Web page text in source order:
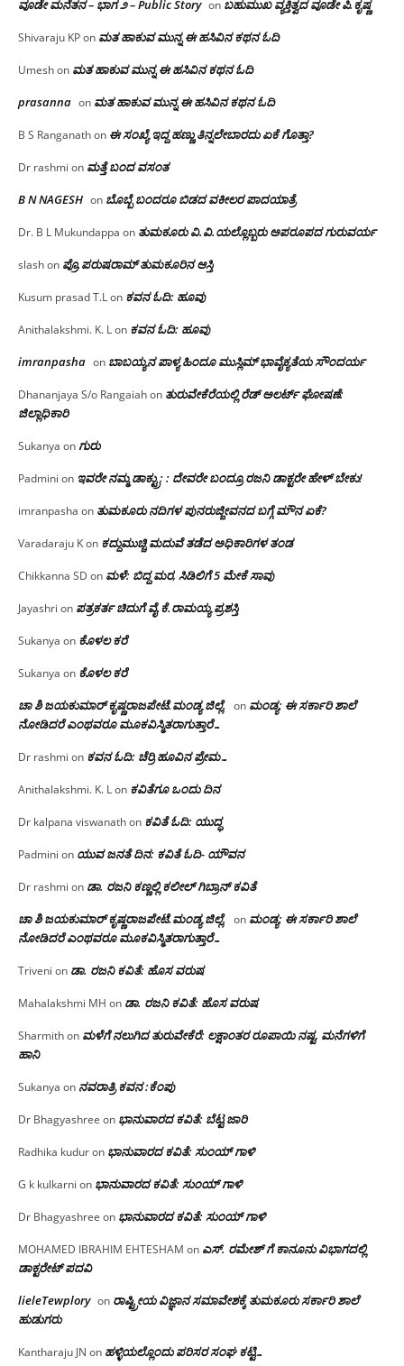
ವೂಡೇ ಮನೆತನ – ಭಾಗ ೨ – Public Story on ಬಹುಮುಖ ವ್ಯಕ್ತಿತ್ವದ ವೂಡೇ ಪಿ.ಕೃಷ್ಣ
Shivaraju KPon ಮತ ಹಾಕುವ ಮುನ್ನ ಈ ಹಸಿವಿನ ಕಥನ ಓದಿ
Umeshon ಮತ ಹಾಕುವ ಮುನ್ನ ಈ ಹಸಿವಿನ ಕಥನ ಓದಿ
prasanna on ಮತ ಹಾಕುವ ಮುನ್ನ ಈ ಹಸಿವಿನ ಕಥನ ಓದಿ
B S Ranganathon ಈ ಸಂಖ್ಯೆ ಇದ್ದ ಹಣ್ಣು ತಿನ್ನಲೇಬಾರದು ಏಕೆ ಗೊತ್ತಾ?
Dr rashmi on ಮತ್ತೆ ಬಂದ ವಸಂತ
B N NAGESH on ಬೊಬ್ಬೆ ಬಂದರೂ ಬಿಡದ ವಕೀಲರ ಪಾದಯಾತ್ರೆ
Dr. B L Mukundappa on ತುಮಕೂರು‌ ವಿ.ವಿ.ಯಲ್ಲೊಬ್ಬರು ಅಪರೂಪದ ಗುರುವರ್ಯ
slashon ಪ್ರೊ.ಪರುಷರಾಮ್ ತುಮಕೂರಿನ ಆಸ್ತಿ
Kusum prasad T.Lon ಕವನ ಓದಿ: ಹೂವು
Anithalakshmi. K. Lon ಕವನ ಓದಿ: ಹೂವು
imranpasha on ಬಾಬಯ್ಯನ ಪಾಳ್ಯ ಹಿಂದೂ ಮುಸ್ಲಿಮ್ ಭಾವೈಕ್ಯತೆಯ ಸೌಂದರ್ಯ
Dhananjaya S/o Rangaiahon ತುರುವೇಕೆರೆಯಲ್ಲಿ ರೆಡ್ ಅಲರ್ಟ್ ಘೋಷಣೆ:
ಜಿಲ್ಲಾಧಿಕಾರಿ
Sukanya on ಗುರು
Padmini on ಇವರೇ ನಮ್ಮ ಡಾಕ್ಟ್ರು; : ದೇವರೇ ಬಂದ್ರೂ ರಜನಿ ಡಾಕ್ಟರೇ ಹೇಳ್ ಬೇಕು!
imranpasha on ತುಮಕೂರು ನದಿಗಳ ಪುನರುಜ್ಜೀವನದ ಬಗ್ಗೆ ಮೌನ ಏಕೆ?
Varadaraju Kon ಕದ್ದುಮುಚ್ಚಿ ಮದುವೆ ತಡೆದ ಅಧಿಕಾರಿಗಳ ತಂಡ
Chikkanna SD on ಮಳೆ: ಬಿದ್ದ ಮರ, ಸಿಡಿಲಿಗೆ 5 ಮೇಕೆ ಸಾವು
Jayashri on ಪತ್ರಕರ್ತ ಚಿದುಗೆ ವೈ.ಕೆ.ರಾಮಯ್ಯ ಪ್ರಶಸ್ತಿ
Sukanya on ಕೊಳಲ ಕರೆ
Sukanya on ಕೊಳಲ ಕರೆ
ಚಾ ಶಿ ಜಯಕುಮಾರ್ ಕೃಷ್ಣರಾಜಪೇಟೆ.ಮಂಡ್ಯ ಜಿಲ್ಲೆ. on ಮಂಡ್ಯ: ಈ ಸರ್ಕಾರಿ ಶಾಲೆ
ನೋಡಿದರೆ ಎಂಥವರೂ ಮೂಕವಿಸ್ಮಿತರಾಗುತ್ತಾರೆ…
Dr rashmi on ಕವನ ಓದಿ: ಚೆರ್ರಿ ಹೂವಿನ ಪ್ರೇಮ…
Anithalakshmi. K. Lon ಕವಿತೆಗೂ ಒಂದು ದಿನ
Dr kalpana viswanathon ಕವಿತೆ ಓದಿ: ಯುದ್ಧ
Padmini on ಯುವ ಜನತೆ ದಿನ: ಕವಿತೆ ಓದಿ- ಯೌವನ
Dr rashmi on ಡಾ. ರಜನಿ‌ ಕಣ್ಣಲ್ಲಿ ಕಲೀಲ್ ಗಿಬ್ರಾನ್ ಕವಿತೆ
ಚಾ ಶಿ ಜಯಕುಮಾರ್ ಕೃಷ್ಣರಾಜಪೇಟೆ.ಮಂಡ್ಯ ಜಿಲ್ಲೆ. on ಮಂಡ್ಯ: ಈ ಸರ್ಕಾರಿ ಶಾಲೆ
ನೋಡಿದರೆ ಎಂಥವರೂ ಮೂಕವಿಸ್ಮಿತರಾಗುತ್ತಾರೆ…
Triveni on ಡಾ. ರಜನಿ ಕವಿತೆ: ಹೊಸ ವರುಷ
Mahalakshmi MH on ಡಾ. ರಜನಿ ಕವಿತೆ: ಹೊಸ ವರುಷ
Sharmithon ಮಳೆಗೆ ನಲುಗಿದ ತುರುವೇಕೆರೆ: ಲಕ್ಷಾಂತರ ರೂಪಾಯಿ ನಷ್ಟ, ಮನೆಗಳಿಗೆ
ಹಾನಿ
Sukanya on ನವರಾತ್ರಿ ಕವನ :ಕೆಂಪು
Dr Bhagyashree on ಭಾನುವಾರದ ಕವಿತೆ: ಬೆಟ್ಟ ಜಾರಿ
Radhika kuduron ಭಾನುವಾರದ ಕವಿತೆ: ಸುಂಯ್ ಗಾಳಿ
G k kulkarni on ಭಾನುವಾರದ ಕವಿತೆ: ಸುಂಯ್ ಗಾಳಿ
Dr Bhagyashree on ಭಾನುವಾರದ ಕವಿತೆ: ಸುಂಯ್ ಗಾಳಿ
MOHAMED IBRAHIM EHTESHAM on ಎಸ್. ರಮೇಶ್ ಗೆ ಕಾನೂನು ವಿಭಾಗದಲ್ಲಿ
ಡಾಕ್ಟರೇಟ್ ಪದವಿ
lieleTewplory on ರಾಷ್ಟ್ರೀಯ ವಿಜ್ಞಾನ ಸಮಾವೇಶಕ್ಕೆ‌ ತುಮಕೂರು ಸರ್ಕಾರಿ ಶಾಲೆ
ಹುಡುಗರು
Kantharaju JN on ಹಳ್ಳಿಯಲ್ಲೊಂದು ಪರಿಸರ ಸಂಘ ಕಟ್ಟಿ…